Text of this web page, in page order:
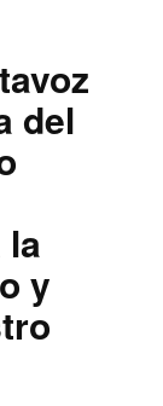
del
la
y